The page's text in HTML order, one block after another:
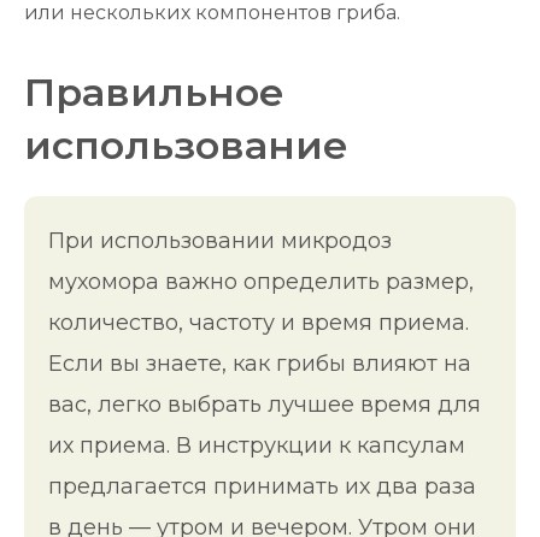
или нескольких компонентов гриба.
Правильное
использование
При использовании микродоз
мухомора важно определить размер,
количество, частоту и время приема.
Если вы знаете, как грибы влияют на
вас, легко выбрать лучшее время для
их приема. В инструкции к капсулам
предлагается принимать их два раза
в день — утром и вечером. Утром они